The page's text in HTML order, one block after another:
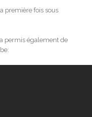
première fois sous
permis également de